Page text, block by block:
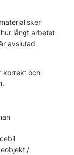
sker
långt arbetet
avslutad
korrekt och
/